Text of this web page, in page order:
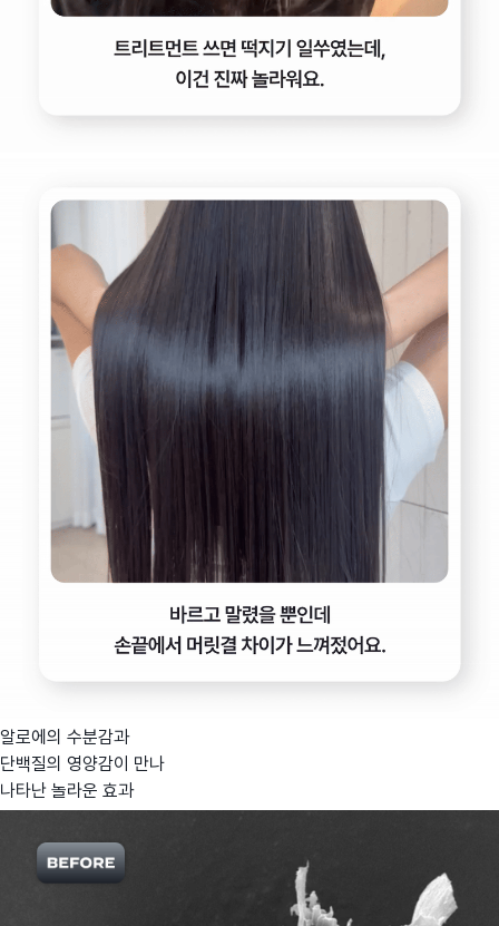
알로에의 수분감과
단백질의 영양감이 만나
나타난 놀라운 효과